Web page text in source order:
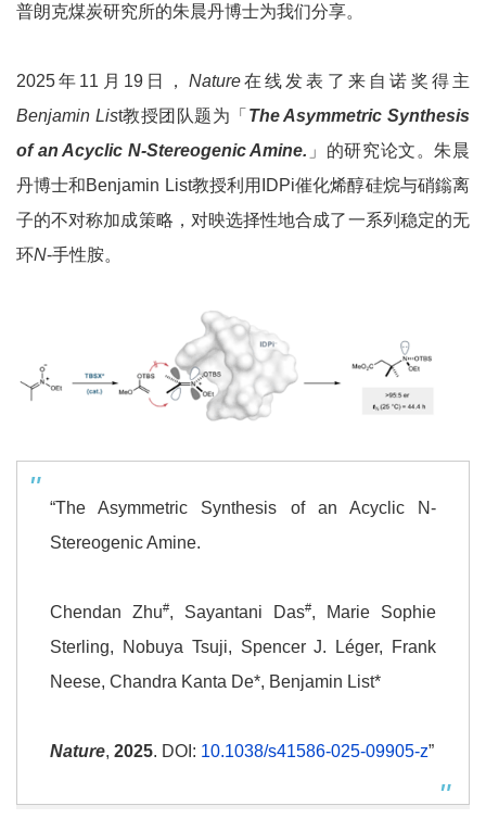
普朗克煤炭研究所的朱晨丹博士为我们分享。
2025年11月19日， Nature在线发表了来自诺奖得主
Benjamin List教授团队题为「 The Asymmetric Synthesis
of an Acyclic N-Stereogenic Amine. 」的研究论文。朱晨
丹博士和Benjamin List教授利用IDPi催化烯醇硅烷与硝鎓离
子的不对称加成策略，对映选择性地合成了一系列稳定的无
环N-手性胺。
“The Asymmetric Synthesis of an Acyclic N-
Stereogenic Amine.
Chendan Zhu#, Sayantani Das#, Marie Sophie
Sterling, Nobuya Tsuji, Spencer J. Léger, Frank
Neese, Chandra Kanta De*, Benjamin List*
Nature, 2025. DOI: 10.1038/s41586-025-09905-z”